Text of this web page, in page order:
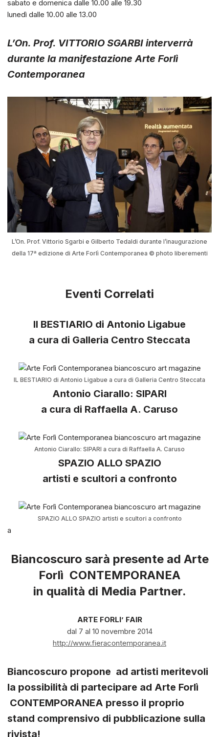
sabato e domenica dalle 10.00 alle 19.30
lunedì dalle 10.00 alle 13.00
L’On. Prof. VITTORIO SGARBI interverrà
durante la manifestazioneArte Forlì
Contemporanea
L’On. Prof. Vittorio Sgarbi e Gilberto Tedaldi durante l’inaugurazione
della 17ª edizione di Arte Forlì Contemporanea © photo liberementi
Eventi Correlati
Il BESTIARIO di Antonio Ligabue
a cura di Galleria Centro Steccata
IL BESTIARIO di Antonio Ligabue a cura di Galleria Centro Steccata
Antonio Ciarallo: SIPARI
a cura di Raffaella A. Caruso
Antonio Ciarallo: SIPARI a cura di Raffaella A. Caruso
SPAZIO ALLO SPAZIO
artisti e scultori a confronto
SPAZIO ALLO SPAZIO artisti e scultori a confronto
a
Biancoscuro sarà presente ad Arte
Forlì CONTEMPORANEA
in qualità di Media Partner.
ARTE FORLI’ FAIR
dal 7 al 10 novembre 2014
http://www.fieracontemporanea.it
Biancoscuro propone ad artisti meritevoli
la possibilità di partecipare ad Arte Forlì
CONTEMPORANEA presso il proprio
stand comprensivo di pubblicazione sulla
rivista!